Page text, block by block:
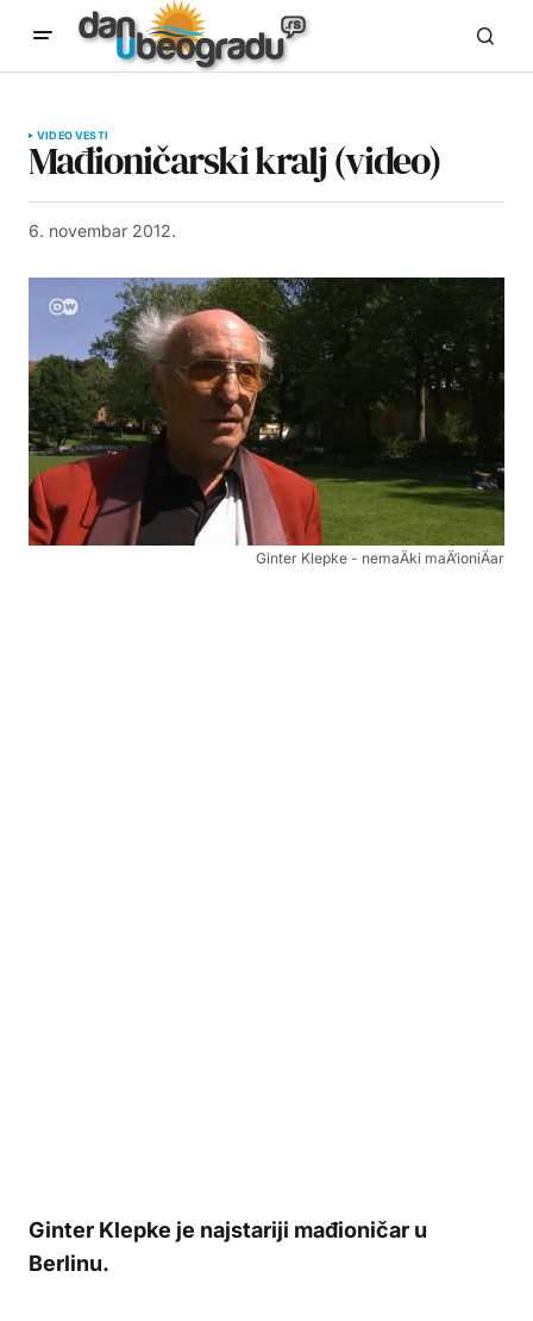
VIDEO VESTI
Mađioničarski kralj (video)
6. novembar 2012.
Ginter Klepke - nemaÄki maÄ‘ioniÄar
Ginter Klepke je najstariji mađioničar u
Berlinu.